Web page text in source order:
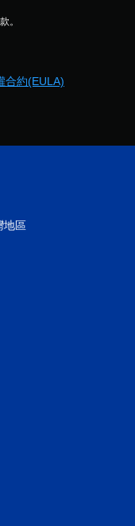
。
合約(EULA)
地區